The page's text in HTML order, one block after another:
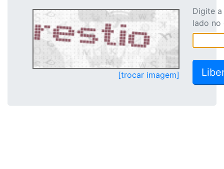
[trocar imagem]
Digite
lado no